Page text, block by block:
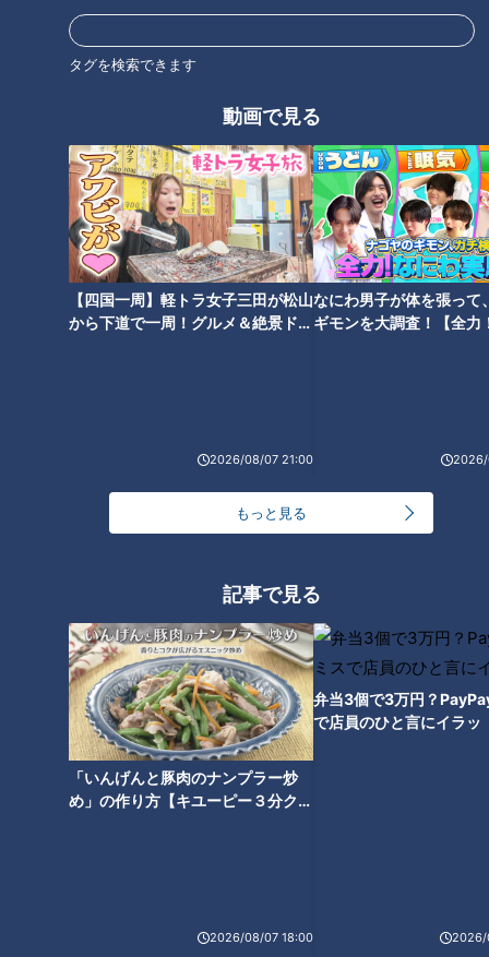
タグを検索できます
動画で見る
【四国一周】軽トラ女子三田が松山
から下道で一周！グルメ＆絶景ドラ
2026/08/07 21:00
なにわ男子が体を張って
ギモンを大調査！【全力
2026/
もっと見る
記事で見る
「いんげんと豚肉のナンプラー炒
め」の作り方【キユーピー３分クッ
2026/08/07 18:00
弁当3個で3万円？
で店員のひと言にイラッ
2026/
凧あげに挑戦！76歳の立体凧作
家のスゴ技を紹介！
CBC若狭アナが三重県のテント
サウナの聖地から生中継！番組
の発展を願い滝に打たれる！
避！「大道芸家族」によるノー